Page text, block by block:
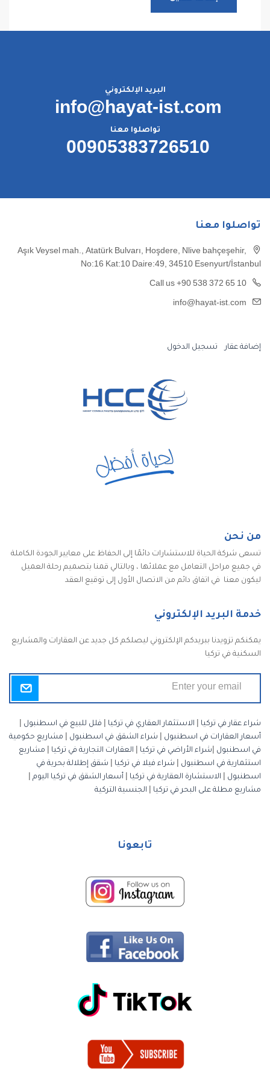
البريد الإلكتروني
info@hayat-ist.com
تواصلوا معنا
00905383726510
تواصلوا معنا
Aşık Veysel mah., Atatürk Bulvarı, Hoşdere, Nlive bahçeşehir,
No:16 Kat:10 Daire:49, 34510 Esenyurt/İstanbul
Call us +90 538 372 65 10
info@hayat-ist.com
إضافة عقار تسجيل الدخول
من نحن
تسعى شركة الحياة للاستشارات دائمًا إلى الحفاظ على معايير الجودة الكاملة
في جميع مراحل التعامل مع عملائها ، وبالتالي قمنا بتصميم رحلة العميل
ليكون معنا في اتفاق دائم من الاتصال الأول إلى توقيع العقد
خدمة البريد الإلكتروني
يمكنكم تزويدنا ببريدكم الإلكتروني ليصلكم كل جديد عن العقارات والمشاريع
السكنية في تركيا
شراء عقار في تركيا الاستثمار العقاري في تركيا فلل للبيع في اسطنبول
أسعار العقارات في اسطنبول
شراء الشقق في اسطنبول
مشاريع حكومية
في اسطنبول
شراء الأراضي في تركيا العقارات التجارية في تركيا
مشاريع
استثمارية في اسطنبول
شراء فيلا في تركيا
شقق إطلالة بحرية في
اسطنبول
الاستشارة العقارية في تركيا أسعار الشقق في تركيا اليوم
مشاريع مطلة على البحر في تركيا
الجنسية التركية
تابعونا